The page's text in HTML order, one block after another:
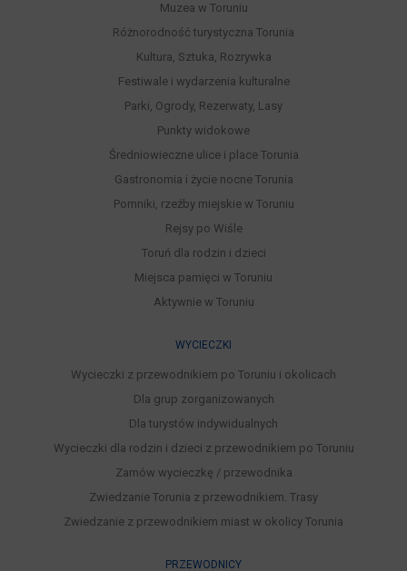
Muzea w Toruniu
Różnorodność turystyczna Torunia
Kultura, Sztuka, Rozrywka
Festiwale i wydarzenia kulturalne
Parki, Ogrody, Rezerwaty, Lasy
Punkty widokowe
Średniowieczne ulice i place Torunia
Gastronomia i życie nocne Torunia
Pomniki, rzeźby miejskie w Toruniu
Rejsy po Wiśle
Toruń dla rodzin i dzieci
Miejsca pamięci w Toruniu
Aktywnie w Toruniu
WYCIECZKI
Wycieczki z przewodnikiem po Toruniu i okolicach
Dla grup zorganizowanych
Dla turystów indywidualnych
Wycieczki dla rodzin i dzieci z przewodnikiem po Toruniu
Zamów wycieczkę / przewodnika
Zwiedzanie Torunia z przewodnikiem. Trasy
Zwiedzanie z przewodnikiem miast w okolicy Torunia
PRZEWODNICY